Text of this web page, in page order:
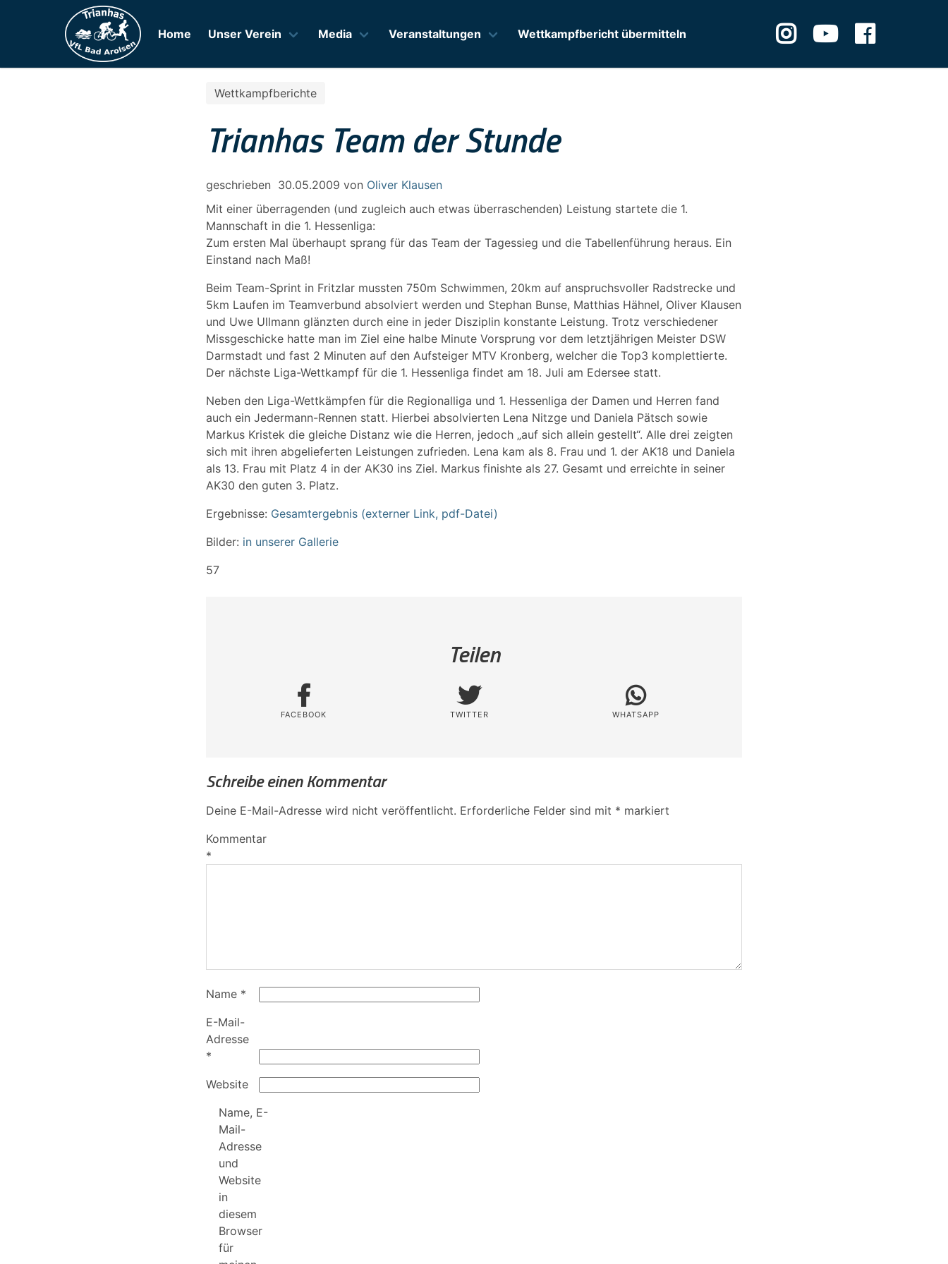
Home Unser Verein Media Veranstaltungen Wettkampfbericht übermitteln
Wettkampfberichte
Trianhas Team der Stunde
geschrieben 30.05.2009 von Oliver Klausen
Mit einer überragenden (und zugleich auch etwas überraschenden) Leistung startete die 1.
Mannschaft in die 1. Hessenliga:
Zum ersten Mal überhaupt sprang für das Team der Tagessieg und die Tabellenführung heraus. Ein
Einstand nach Maß!
Beim Team-Sprint in Fritzlar mussten 750m Schwimmen, 20km auf anspruchsvoller Radstrecke und
5km Laufen im Teamverbund absolviert werden und Stephan Bunse, Matthias Hähnel, Oliver Klausen
und Uwe Ullmann glänzten durch eine in jeder Disziplin konstante Leistung. Trotz verschiedener
Missgeschicke hatte man im Ziel eine halbe Minute Vorsprung vor dem letztjährigen Meister DSW
Darmstadt und fast 2 Minuten auf den Aufsteiger MTV Kronberg, welcher die Top3 komplettierte.
Der nächste Liga-Wettkampf für die 1. Hessenliga findet am 18. Juli am Edersee statt.
Neben den Liga-Wettkämpfen für die Regionalliga und 1. Hessenliga der Damen und Herren fand
auch ein Jedermann-Rennen statt. Hierbei absolvierten Lena Nitzge und Daniela Pätsch sowie
Markus Kristek die gleiche Distanz wie die Herren, jedoch „auf sich allein gestellt“. Alle drei zeigten
sich mit ihren abgelieferten Leistungen zufrieden. Lena kam als 8. Frau und 1. der AK18 und Daniela
als 13. Frau mit Platz 4 in der AK30 ins Ziel. Markus finishte als 27. Gesamt und erreichte in seiner
AK30 den guten 3. Platz.
Ergebnisse: Gesamtergebnis (externer Link, pdf-Datei)
Bilder: in unserer Gallerie
57
Teilen
FACEBOOK TWITTER WHATSAPP
Schreibe einen Kommentar
Deine E-Mail-Adresse wird nicht veröffentlicht. Erforderliche Felder sind mit * markiert
Kommentar
*
Name *
E-Mail-
Adresse
*
Website
Name, E-
Mail-
Adresse
und
Website
in
diesem
Browser
für